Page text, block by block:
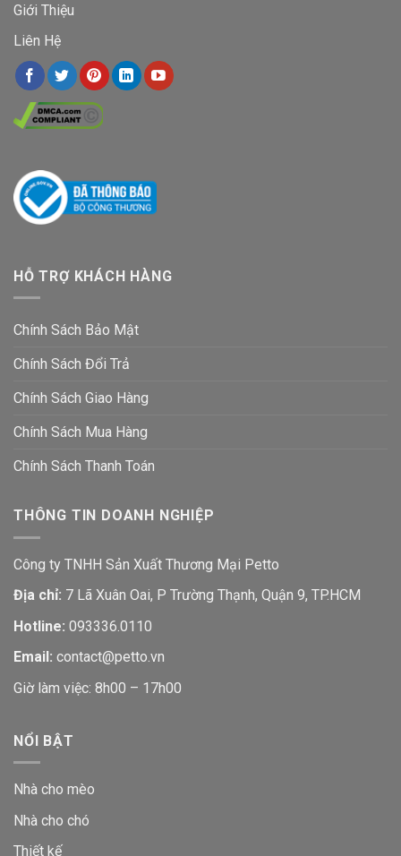
Giới Thiệu
Liên Hệ
HỖ TRỢ KHÁCH HÀNG
Chính Sách Bảo Mật
Chính Sách Đổi Trả
Chính Sách Giao Hàng
Chính Sách Mua Hàng
Chính Sách Thanh Toán
THÔNG TIN DOANH NGHIỆP
Công ty TNHH Sản Xuất Thương Mại Petto
Địa chỉ: 7 Lã Xuân Oai, P Trường Thạnh, Quận 9, TP.HCM
Hotline: 093336.0110
Email: contact@petto.vn
Giờ làm việc: 8h00 – 17h00
NỔI BẬT
Nhà cho mèo
Nhà cho chó
Thiết kế